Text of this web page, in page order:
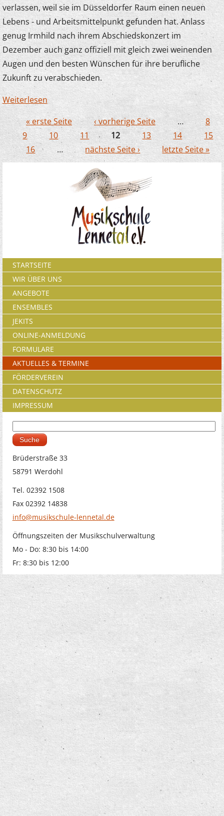
verlassen, weil sie im Düsseldorfer Raum einen neuen
Lebens - und Arbeitsmittelpunkt gefunden hat. Anlass
genug Irmhild nach ihrem Abschiedskonzert im
Dezember auch ganz offiziell mit gleich zwei weinenden
Augen und den besten Wünschen für ihre berufliche
Zukunft zu verabschieden.
Weiterlesen über Verabschiedung und Jubiläum
Seiten
« erste Seite ‹ vorherige Seite …
8
9
10 11 12 13 14
15
16
… nächste Seite › letzte Seite »
STARTSEITE
WIR ÜBER UNS
ANGEBOTE
ENSEMBLES
JEKITS
ONLINE-ANMELDUNG
FORMULARE
AKTUELLES & TERMINE
FÖRDERVEREIN
DATENSCHUTZ
IMPRESSUM
Suchformular
Brüderstraße 33
58791 Werdohl
Tel. 02392 1508
Fax 02392 14838
info@musikschule-lennetal.de
Öffnungszeiten der Musikschulverwaltung
Mo - Do: 8:30 bis 14:00
Fr: 8:30 bis 12:00